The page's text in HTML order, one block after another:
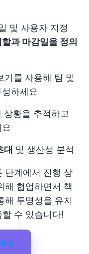
및 사용자 지정
할과 마감일을 정의
기를 사용해 팀 및
하세요
상황을 추적하고
대 및 생산성 분석
단계에서 진행 상
해 협업하면서 책
해 투명성을 유지
수 있습니다!
기